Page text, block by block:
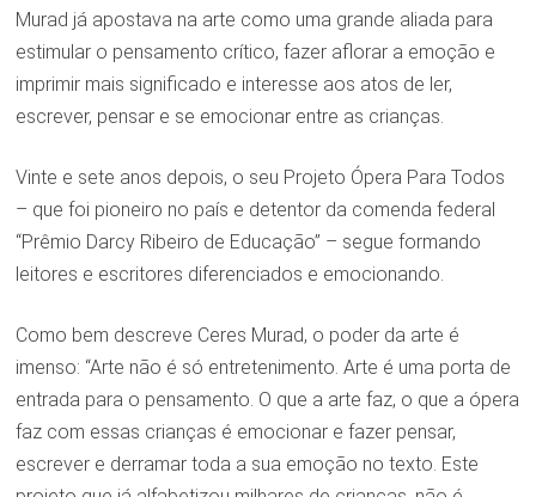
Murad já apostava na arte como uma grande aliada para
estimular o pensamento crítico, fazer aflorar a emoção e
imprimir mais significado e interesse aos atos de ler,
escrever, pensar e se emocionar entre as crianças.
Vinte e sete anos depois, o seu Projeto Ópera Para Todos
– que foi pioneiro no país e detentor da comenda federal
“Prêmio Darcy Ribeiro de Educação” – segue formando
leitores e escritores diferenciados e emocionando.
Como bem descreve Ceres Murad, o poder da arte é
imenso: “Arte não é só entretenimento. Arte é uma porta de
entrada para o pensamento. O que a arte faz, o que a ópera
faz com essas crianças é emocionar e fazer pensar,
escrever e derramar toda a sua emoção no texto. Este